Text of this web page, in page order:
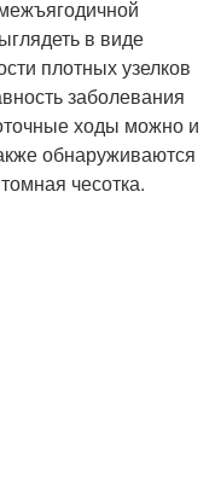
в виде
плотных узелков
заболевания
ходы можно и
обнаруживаются
чесотка.